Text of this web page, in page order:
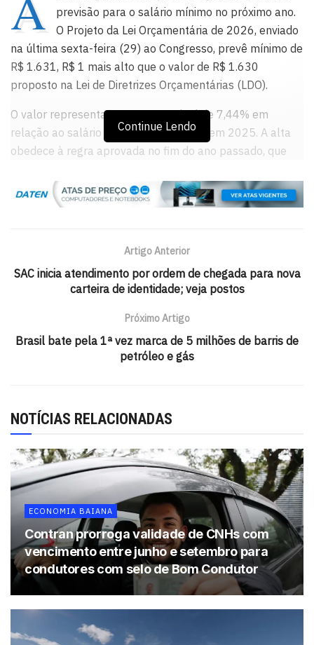
previsão para o salário mínimo no próximo ano.
O Projeto da Lei Orçamentária de 2026, enviado
na última sexta-feira (29) ao Congresso, prevê mínimo de
R$ 1.631, R$ 1 mais alto que o valor de R$ 1.630
proposto na Lei de Diretrizes Orçamentárias (LDO).
O valor representa aumento nominal de 7,44% em
relação ao salário mínimo de R$ 1.518 em 2025. A alta
obedece à regra aprovada no fim do ano passado, que
inflação do ano anterior.
acumulado em 12 meses até novembro de 2025, 4,78%,
mais o crescimento de 3,4% do Produto Interno Bruto
(PIB, soma das riquezas produzidas no país) de 2024, o
de crescimento de 2,5% acima da inflação, que reduz o
reajuste para 7,44%.
esperado. Com base na inflação acumulada entre
dezembro de 2024 e novembro de 2025, o governo
enviará uma mensagem modificativa ao Congresso no
início de dezembro.
Continue Lendo
Tags: destaque
Artigo Anterior
SAC inicia atendimento por ordem de chegada para nova
carteira de identidade; veja postos
Próximo Artigo
Brasil bate pela 1ª vez marca de 5 milhões de barris de
petróleo e gás
NOTÍCIAS RELACIONADAS
ECONOMIA BAIANA
Contran prorroga validade de CNHs com
vencimento entre junho e setembro para
condutores com selo de Bom Condutor